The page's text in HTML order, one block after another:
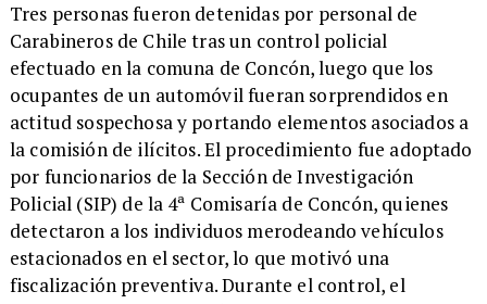
​Tres personas fueron detenidas por personal de
Carabineros de Chile tras un control policial
efectuado en la comuna de Concón, luego que los
ocupantes de un automóvil fueran sorprendidos en
actitud sospechosa y portando elementos asociados a
la comisión de ilícitos. El procedimiento fue adoptado
por funcionarios de la Sección de Investigación
Policial (SIP) de la 4ª Comisaría de Concón, quienes
detectaron a los individuos merodeando vehículos
estacionados en el sector, lo que motivó una
fiscalización preventiva. Durante el control, el